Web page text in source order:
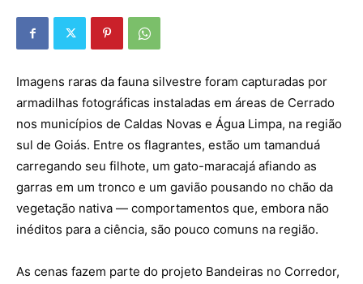
Imagens raras da fauna silvestre foram capturadas por
armadilhas fotográficas instaladas em áreas de Cerrado
nos municípios de Caldas Novas e Água Limpa, na região
sul de Goiás. Entre os flagrantes, estão um tamanduá
carregando seu filhote, um gato-maracajá afiando as
garras em um tronco e um gavião pousando no chão da
vegetação nativa — comportamentos que, embora não
inéditos para a ciência, são pouco comuns na região.
As cenas fazem parte do projeto Bandeiras no Corredor,